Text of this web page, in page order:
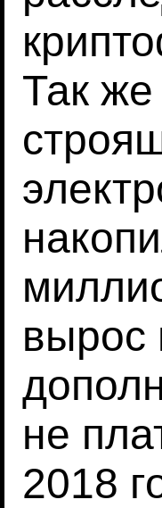
Так
вырос
не
2018